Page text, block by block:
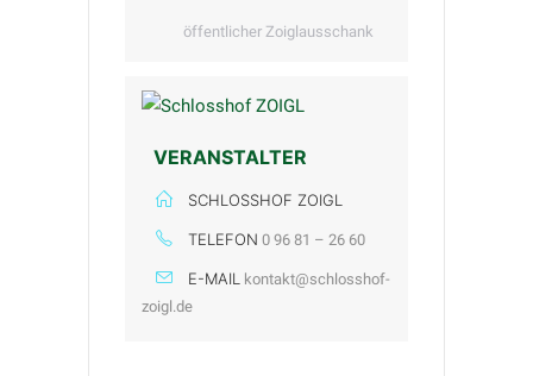
öffentlicher Zoiglausschank
VERANSTALTER
SCHLOSSHOF ZOIGL
TELEFON 0 96 81 – 26 60
E-MAIL kontakt@schlosshof-
zoigl.de